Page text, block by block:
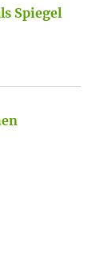
Spiegel